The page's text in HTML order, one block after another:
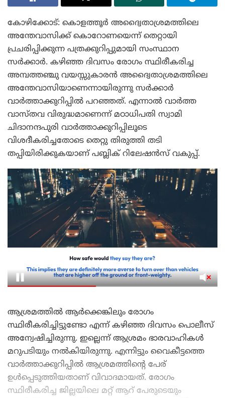
കോഴിക്കോട്: കൊളത്തൂർ അദ്വൈതാശ്രമത്തിലെ
അന്തേവാസിക്ക് കൊറോണയെന്ന് തെറ്റായി
പ്രചരിപ്പിക്കുന്ന പത്രക്കുറിപ്പുമായി സംസ്ഥാന
സർക്കാർ. കഴിഞ്ഞ ദിവസം രോഗം സ്ഥിരീകരിച്ച
അമ്പത്തഞ്ചു വയസ്സുകാരൻ അദ്വൈതാശ്രമത്തിലെ
അന്തേവാസിയാണെന്നായിരുന്നു സർക്കാർ
വാർത്താക്കുറിപ്പിൽ പറഞ്ഞത്. എന്നാൽ വാർത്ത
വാസ്തവ വിരുദ്ധമാണെന്ന് മഠാധിപതി സ്വാമി
ചിദാനന്ദപുരി വാർത്താക്കുറിപ്പിലൂടെ
വിശദീകരിച്ചതോടെ തെറ്റു തിരുത്തി തടി
തപ്പിയിരിക്കുകയാണ് പബ്ലിക് റിലേഷൻസ് വകുപ്പ്.
ആശ്രമത്തിൽ ആർക്കെങ്കിലും രോഗം
സ്ഥിരീകരിച്ചിട്ടുണ്ടോ എന്ന് കഴിഞ്ഞ ദിവസം പൊലീസ്
അന്വേഷിച്ചിരുന്നു. ഇല്ലെന്ന് ആശ്രമം ഭാരവാഹികൾ
മറുപടിയും നൽകിയിരുന്നു. എന്നിട്ടും വൈകീട്ടത്തെ
വാർത്താക്കുറിപ്പിൽ ആശ്രമത്തിന്റെ പേര്
ഉൾപ്പെടുത്തിയതാണ് വിവാദമായത്. രോഗം
സ്ഥിരീകരിച്ച ജില്ലയിലെ മറ്റ് ആറ് പേരുടെയും